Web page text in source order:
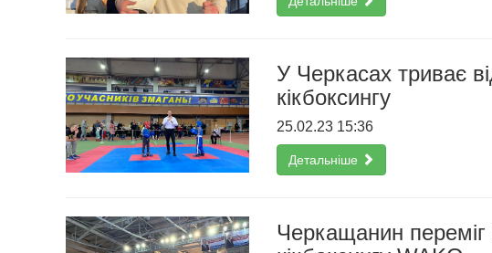
У Черкасах триває
кікбоксингу
25.02.23 15:36
Детальніше
Черкащанин переміг